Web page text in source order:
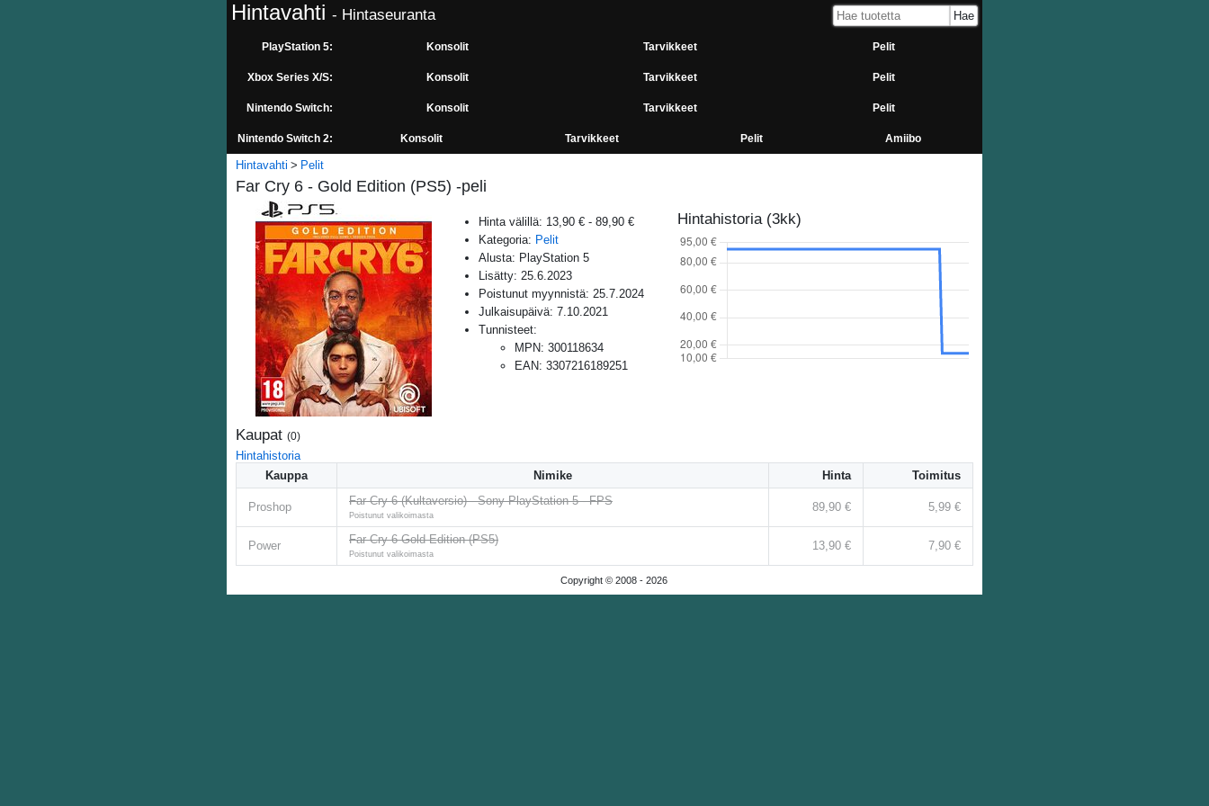
Hintavahti - Hintaseuranta
PlayStation 5: Konsolit Tarvikkeet Pelit
Xbox Series X/S: Konsolit Tarvikkeet Pelit
Nintendo Switch: Konsolit Tarvikkeet Pelit
Nintendo Switch 2: Konsolit Tarvikkeet Pelit Amiibo
Hintavahti Pelit
Far Cry 6 - Gold Edition (PS5) -peli
Hinta välillä: 13,90 € - 89,90 €
Kategoria: Pelit
Alusta: PlayStation 5
Lisätty: 25.6.2023
Poistunut myynnistä: 25.7.2024
Julkaisupäivä: 7.10.2021
Tunnisteet:
MPN: 300118634
EAN: 3307216189251
Hintahistoria (3kk)
Kaupat (0)
Hintahistoria
Kauppa
Nimike Hinta Toimitus
Proshop Far Cry 6 (Kultaversio) - Sony PlayStation 5 - FPS
Poistunut valikoimasta
89,90 € 5,99 €
Power Far Cry 6 Gold Edition (PS5)
Poistunut valikoimasta
13,90 € 7,90 €
Copyright © 2008 - 2026